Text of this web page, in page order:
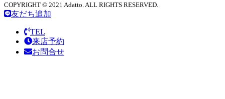
COPYRIGHT © 2021 Adatto. ALL RIGHTS RESERVED.
友だち追加
TEL
来店予約
お問合せ